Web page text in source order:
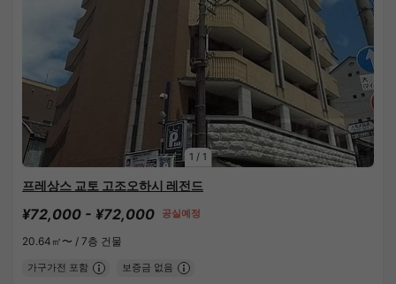
1 / 1
프레상스 교토 고조오하시 레전드
¥72,000 - ¥72,000 공실예정
20.64㎡〜 / 7층 건물
가구가전 포함 보증금 없음